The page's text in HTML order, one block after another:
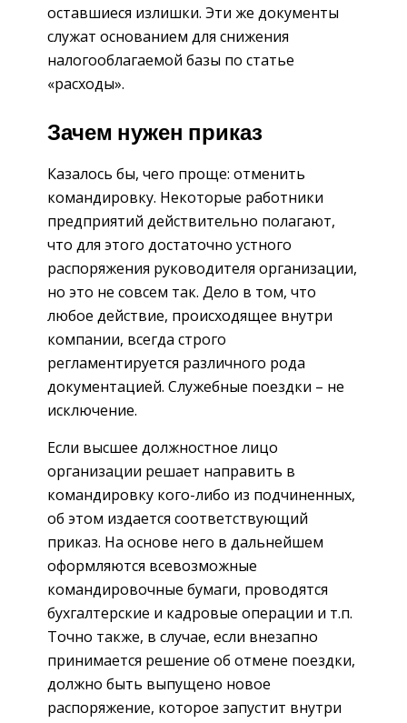
оставшиеся излишки. Эти же документы
служат основанием для снижения
налогооблагаемой базы по статье
«расходы».
Зачем нужен приказ
Казалось бы, чего проще: отменить
командировку. Некоторые работники
предприятий действительно полагают,
что для этого достаточно устного
распоряжения руководителя организации,
но это не совсем так. Дело в том, что
любое действие, происходящее внутри
компании, всегда строго
регламентируется различного рода
документацией. Служебные поездки – не
исключение.
Если высшее должностное лицо
организации решает направить в
командировку кого-либо из подчиненных,
об этом издается соответствующий
приказ. На основе него в дальнейшем
оформляются всевозможные
командировочные бумаги, проводятся
бухгалтерские и кадровые операции и т.п.
Точно также, в случае, если внезапно
принимается решение об отмене поездки,
должно быть выпущено новое
распоряжение, которое запустит внутри